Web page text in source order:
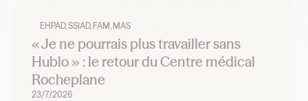
EHPAD, SSIAD, FAM, MAS
« Je ne pourrais plus travailler sans
Hublo » : le retour du Centre médical
Rocheplane
23/7/2026